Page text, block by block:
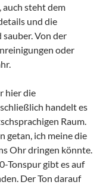
auch steht dem
und die
Von der
oder
hier die
handelt es
Raum.
getan, ich meine die
Ohr dringen könnte.
Tonspur gibt es auf
Der Ton darauf